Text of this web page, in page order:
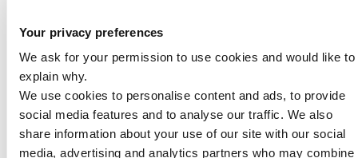
Your privacy preferences
We ask for your permission to use cookies and would like to
explain why.
We use cookies to personalise content and ads, to provide
social media features and to analyse our traffic. We also
share information about your use of our site with our social
media, advertising and analytics partners who may combine
Eigenschappen Sympasneaker 4464
Off-White
Gemaakt van zacht en sterk, natuurlijk gelooid
nubuckleer. Dit premium leer is biologisch
geproduceerd en daardoor vrij van metalen en